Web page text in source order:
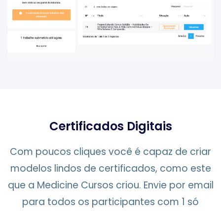
Certificados Digitais
Com poucos cliques você é capaz de criar
modelos lindos de certificados, como este
que a Medicine Cursos criou. Envie por email
para todos os participantes com 1 só